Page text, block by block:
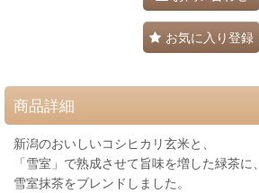
お気に入り登録
商品詳細
新潟のおいしいコシヒカリ玄米と、
「雪室」で熟成させて旨味を増した緑茶に、
雪室抹茶をブレンドしました。